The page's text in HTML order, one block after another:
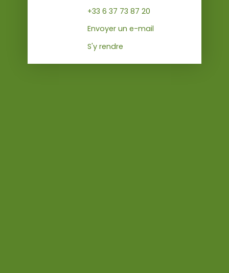
+33 6 37 73 87 20
Envoyer un e-mail
S'y rendre